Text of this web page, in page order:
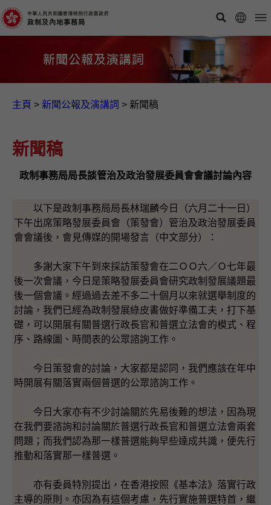
主頁 > 新聞公報及演講詞 > 新聞稿
新聞稿
政制事務局局長談管治及政治發展委員會會議討論內容
以下是政制事務局局長林瑞麟今日（六月二十一日）
下午出席策略發展委員會（策發會）管治及政治發展委員
會會議後，會見傳媒的開場發言（中文部分）：
多謝大家下午到來採訪策發會在二ＯＯ六／Ｏ七年最
後一次會議，今日是策略發展委員會研究政制發展議題最
後一個會議。經過過去差不多二十個月以來就選舉制度的
討論，我們已經為政制發展綠皮書做好準備工夫，打下基
礎，可以開展有關普選行政長官和普選立法會的模式、程
序、路線圖、時間表的公眾諮詢工作。
今日策發會的討論，大家都是認同，我們應該在年中
時開展有關落實兩個普選的公眾諮詢工作。
今日大家亦有不少討論關於先易後難的想法，因為現
在我們要諮詢和討論關於普選行政長官和普選立法會兩套
問題；而我們認為那一樣普選能夠早些達成共識，便先行
推動和落實那一樣普選。
亦有委員特別提出，在香港按照《基本法》落實行政
主導的原則。亦因為有這個考慮，先行實施普選特首，繼